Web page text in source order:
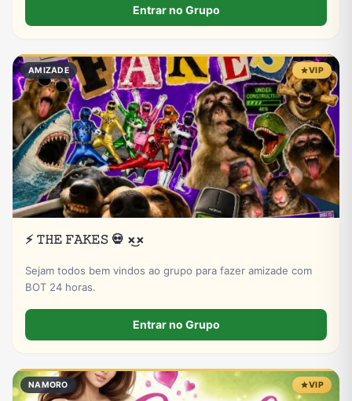
Entrar no Grupo
AMIZADE VIP
⚡ 𝚃𝙷𝙴 𝙵𝙰𝙺𝙴𝚂 💀 ×͜×
Sejam todos bem vindos ao grupo para fazer amizade com
BOT 24 horas.
Entrar no Grupo
NAMORO VIP